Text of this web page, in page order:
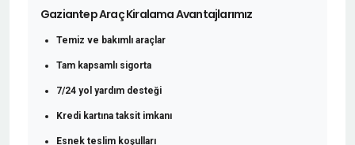
Gaziantep Araç Kiralama Avantajlarımız
Temiz ve bakımlı araçlar
Tam kapsamlı sigorta
7/24 yol yardım desteği
Kredi kartına taksit imkanı
Esnek teslim koşulları